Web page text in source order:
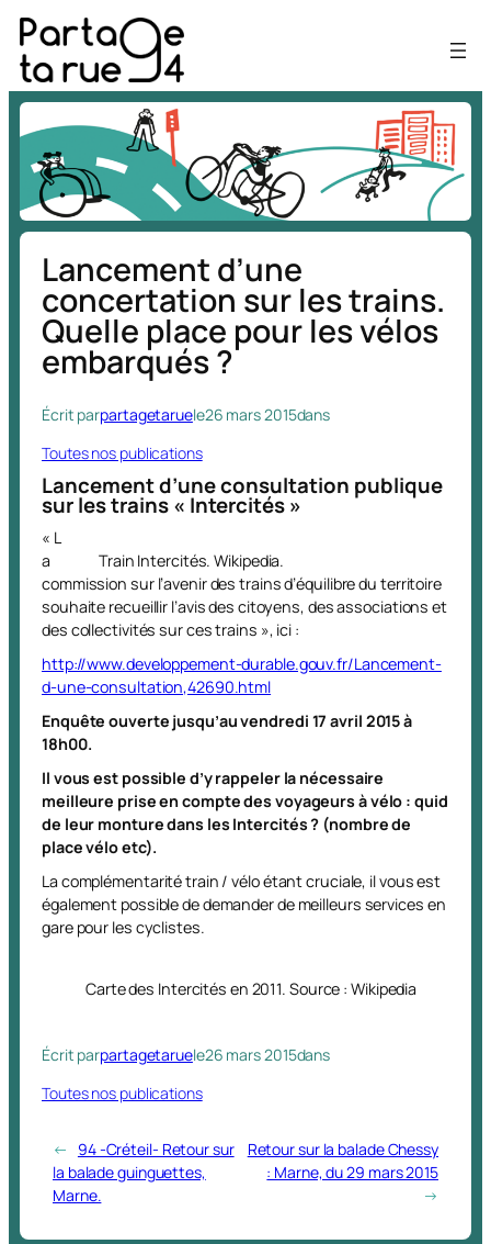
Aller
au
contenu
Lancement d’une
concertation sur les trains.
Quelle place pour les vélos
embarqués ?
Écrit parpartagetaruele26 mars 2015dans
Toutes nos publications
Lancement d’une consultation publique
sur les trains « Intercités »
Train Intercités. Wikipedia.
« L
a
commission sur l’avenir des trains d’équilibre du territoire
souhaite recueillir l’avis des citoyens, des associations et
des collectivités sur ces trains », ici :
http://www.developpement-durable.gouv.fr/Lancement-
d-une-consultation,42690.html
Enquête ouverte jusqu’au vendredi 17 avril 2015 à
18h00.
Il vous est possible d’y rappeler la nécessaire
meilleure prise en compte des voyageurs à vélo : quid
de leur monture dans les Intercités ? (nombre de
place vélo etc).
La complémentarité train / vélo étant cruciale, il vous est
également possible de demander de meilleurs services en
gare pour les cyclistes.
Carte des Intercités en 2011. Source : Wikipedia
Écrit parpartagetaruele26 mars 2015dans
Toutes nos publications
←
94 -Créteil- Retour sur
la balade guinguettes,
Marne.
Retour sur la balade Chessy
: Marne, du 29 mars 2015
→